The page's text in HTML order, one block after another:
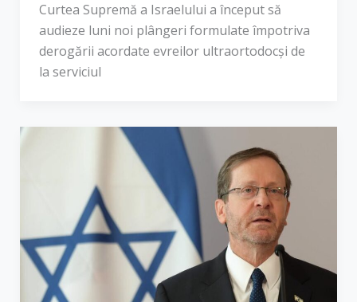
Curtea Supremă a Israelului a început să
audieze luni noi plângeri formulate împotriva
derogării acordate evreilor ultraortodocși de
la serviciul